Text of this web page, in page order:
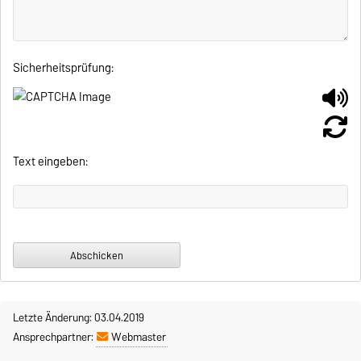
Sicherheitsprüfung:
Text eingeben:
Letzte Änderung: 03.04.2019
Ansprechpartner:
Webmaster